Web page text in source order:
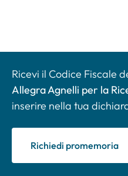
Ricevi il Codice Fiscale
Allegra Agnelli per la
inserire nella tua
Richiedi promemoria